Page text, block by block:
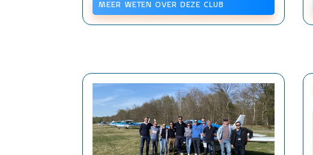
MEER WETEN OVER DEZE CLUB